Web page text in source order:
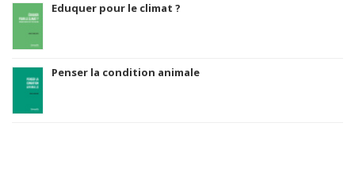
Eduquer pour le climat ?
Penser la condition animale